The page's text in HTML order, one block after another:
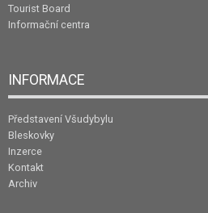
Tourist Board
Informační centra
INFORMACE
Představení Všudybylu
Bleskovky
Inzerce
Kontakt
Archiv